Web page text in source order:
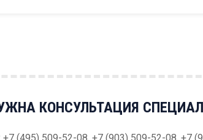
КОНСУЛЬТАЦИЯ